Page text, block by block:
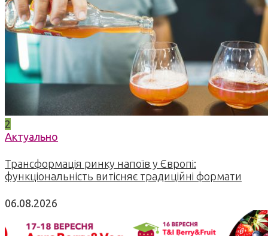
2
Актуально
Трансформація ринку напоїв у Європі:
функціональність витісняє традиційні формати
06.08.2026